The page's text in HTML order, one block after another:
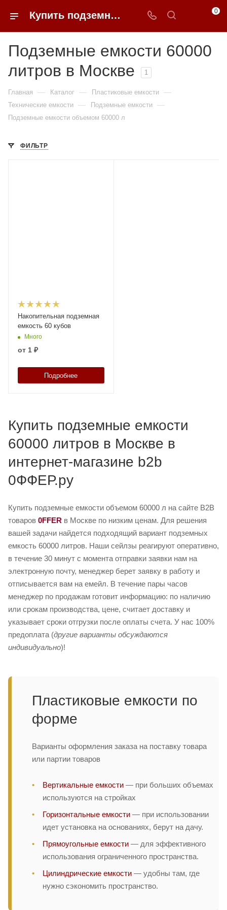
Купить подземные емкости 60000 литров в Москве 0
Подземные емкости 60000
литров в Москве
1
Главная — Каталог — Пластиковые емкости —
Технические емкости — Подземные емкости —
Подземные емкости объемом 60000 л
ФИЛЬТР
Накопительная подземная
емкость 60 кубов
Много
от 1 ₽
Подробнее
Купить подземные емкости
60000 литров в Москве в
интернет-магазине b2b
0ФФЕР.ру
Купить подземные емкости объемом 60000 л на сайте B2B
товаров 0FFER в Москве по низким ценам. Для решения
вашей задачи найдется подходящий вариант подземных
емкость 60000 литров. Наши сейлзы реагируют оперативно,
в течение 30 минут с момента отправки заявки нам на
электронную почту, менеджер берет заявку в работу и
отписывается вам на емейл. В течение пары часов
менеджер по продажам готовит информацию: по наличию
или срокам производства, цене, считает доставку и
указывает сроки отгрузки после оплаты счета. У нас 100%
предоплата (другие варианты обсуждаются
индивидуально)!
Пластиковые емкости по
форме
Варианты оформления заказа на поставку товара
или партии товаров
Вертикальные емкости — при больших объемах
используются на стройках
Горизонтальные емкости — при использовании
идет установка на основаниях, берут на дачу.
Прямоугольные емкости — для эффективного
использования ограниченного пространства.
Цилиндрические емкости — удобны там, где
нужно сэкономить пространство.